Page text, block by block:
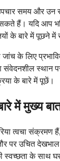
समय और उन
हैं। यदि आप
के बारे में पूछने
के लिए
स्थान
के बारे में पूछें।
में मुख्य
त्वचा
पर उचित
स्वच्छता के साथ